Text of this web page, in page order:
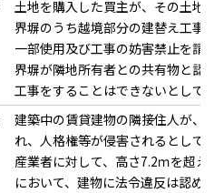
土地を購入した買主が、その土地
界塀のうち越境部分の建替え工事
一部使用及び工事の妨害禁止を請
界塀が隣地所有者との共有物と認
工事をすることはできないとして
建築中の賃貸建物の隣接住人が、
れ、人格権等が侵害されるとして
産業者に対して、高さ7.2ｍを超
において、建物に法令違反は認め